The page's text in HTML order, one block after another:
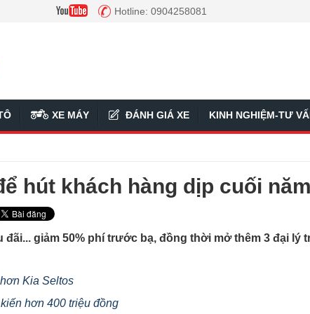
Hotline: 0904258081
XE MÁY ĐÁNH GIÁ XE KINH NGHIỆM-TƯ
hút khách hàng dịp cuối năm
đãi... giảm 50% phí trước bạ, đồng thời mở thêm 3 đại lý
Kia Seltos
hơn 400 triệu đồng